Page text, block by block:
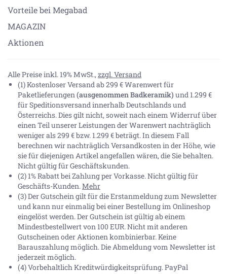
Vorteile bei Megabad
MAGAZIN
Aktionen
Alle Preise inkl. 19% MwSt., zzgl. Versand
(1) Kostenloser Versand ab 299 € Warenwert für
Paketlieferungen(ausgenommen Badkeramik) und 1.299 €
für Speditionsversand innerhalb Deutschlands und
Österreichs. Dies gilt nicht, soweit nach einem Widerruf über
einen Teil unserer Leistungen der Warenwert nachträglich
weniger als 299 € bzw. 1.299 € beträgt. In diesem Fall
berechnen wir nachträglich Versandkosten in der Höhe, wie
sie für diejenigen Artikel angefallen wären, die Sie behalten.
Nicht gültig für Geschäftskunden.
(2) 1% Rabatt bei Zahlung per Vorkasse. Nicht gültig für
Geschäfts-Kunden.Mehr
(3) Der Gutschein gilt für die Erstanmeldung zum Newsletter
und kann nur einmalig bei einer Bestellung im Onlineshop
eingelöst werden. Der Gutschein ist gültig ab einem
Mindestbestellwert von 100 EUR. Nicht mit anderen
Gutscheinen oder Aktionen kombinierbar. Keine
Barauszahlung möglich. Die Abmeldung vom Newsletter ist
jederzeit möglich.
(4) Vorbehaltlich Kreditwürdigkeitsprüfung. PayPal